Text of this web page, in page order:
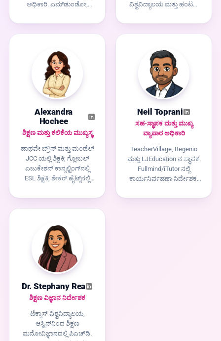
ಅಧಿಕಾರಿ. ಎಮ್‌ಡುಂಡೋ,
ಎಸ್‌ಜಿವಿಯಲ್ಲಿ ಮಂಡಲಿಯ
ಸದಸ್ಯ. 20 ವರ್ಷಗಳ ಕಾಲ
ಪರಿವರ್ತಿಸುವ ಉತ್ಪನ್ನಗಳನ್ನು
ನಿರ್ಮಿಸುತ್ತಿದ್ದಾರೆ, ಈಗ
ಪರದೆಯಿಲ್ಲದ ಕಲಿಕೆಗೆ
ಕೇಂದ್ರೀಕೃತವಾಗಿದೆ.
ವಿಶ್ವವಿದ್ಯಾಲಯ ಮತ್ತು ಹಂಟರ್
ದಿನಕಾಲ್ಪನಿಕ ವ್ಯಕ್ತಿಯ ಸಮಾನ
ಭಾಗಗಳು, ಅವಳು ವಿಶ್ವಾಸದಿಂದ
"ಮರುಕಥೆ, ದಯವಿಟ್ಟು"
ಅಂತ್ಯವಾಗುವ ಸಂತೋಷದ
ಬೆಳವಣಿಗೆ ತಂತ್ರಗಳನ್ನು
ನಿರ್ಮಿಸುತ್ತಾಳೆ.
Alexandra
Hochee
ಶಿಕ್ಷಣ ಮತ್ತು ಕಲಿಕೆಯ ಮುಖ್ಯಸ್ಥ
ಹಾಥವೇ ಬ್ರೌನ್ ಮತ್ತು ಮಂಡೆಲ್
JCC ಯಲ್ಲಿ ಶಿಕ್ಷಕಿ; ಗ್ಲೋಬಲ್
ಎಜುಕೇಶನ್ ಕಾನ್ಸಲ್ಟಿಂಗ್‌ನಲ್ಲಿ
ESL ಶಿಕ್ಷಕಿ; ಶೇಕರ್ ಹೈಟ್ಸ್‌ನಲ್ಲಿ
ವಿಶ್ವವಿದ್ಯಾಲಯ. ವಿಭಿನ್ನ K-12
ವಿದ್ಯಾರ್ಥಿಗಳನ್ನು
ವರ್ಷಗಳು, ಈಗ ಪ್ರತಿಯೊಂದು
ಪಾಠ ಮತ್ತು ಕಾರ್ಯಪತ್ರಕ್ಕೆ ಆ
ಪರಿಣತಿಯನ್ನು ತರುತ್ತಿದ್ದಾರೆ.
Neil Toprani
ಸಹ-ಸ್ಥಾಪಕ ಮತ್ತು ಮುಖ್ಯ
ವ್ಯಾಪಾರ ಅಧಿಕಾರಿ
TeacherVillage, Begenio
ಮತ್ತು LJEducation ನ ಸ್ಥಾಪಕ.
Fullmind/iTutor ನಲ್ಲಿ
ಕಾರ್ಯನಿರ್ವಹಣಾ ನಿರ್ದೇಶಕ.
Citigroup ನಲ್ಲಿ ಸಹಾಯಕ.
Dr. Stephany Rea
ಶಿಕ್ಷಣ ವಿಜ್ಞಾನ ನಿರ್ದೇಶಕ
ಟೆಕ್ಸಾಸ್ ವಿಶ್ವವಿದ್ಯಾಲಯ,
ಆಸ್ಟಿನ್‌ನಿಂದ ಶಿಕ್ಷಣ
ಮನೋವಿಜ್ಞಾನದಲ್ಲಿ ಪಿಎಚ್‌ಡಿ.